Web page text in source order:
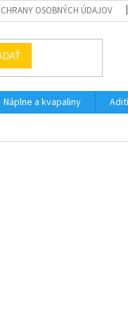
OSOBNÝCH ÚDAJOV
Náplne a kvapaliny